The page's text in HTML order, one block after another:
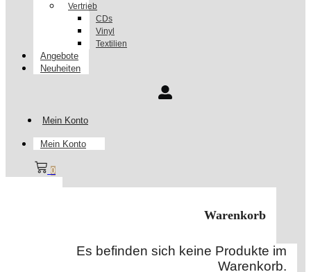
Vertrieb
CDs
Vinyl
Textilien
Angebote
Neuheiten
Mein Konto
Mein Konto
0
Warenkorb
Es befinden sich keine Produkte im
Warenkorb.